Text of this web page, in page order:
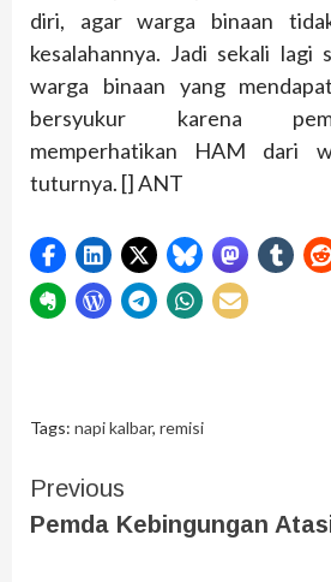
diri, agar warga binaan
kesalahannya. Jadi sekali lagi
warga binaan yang
bersyukur karena
memperhatikan HAM dari
tuturnya. [] ANT
Tags: napi kalbar, remisi
Previous
Pemda Kebingungan